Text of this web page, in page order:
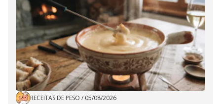
RECEITAS DE PESO / 05/08/2026